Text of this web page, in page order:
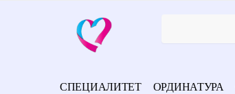
СПЕЦИАЛИТЕТ ОРДИНАТУРА